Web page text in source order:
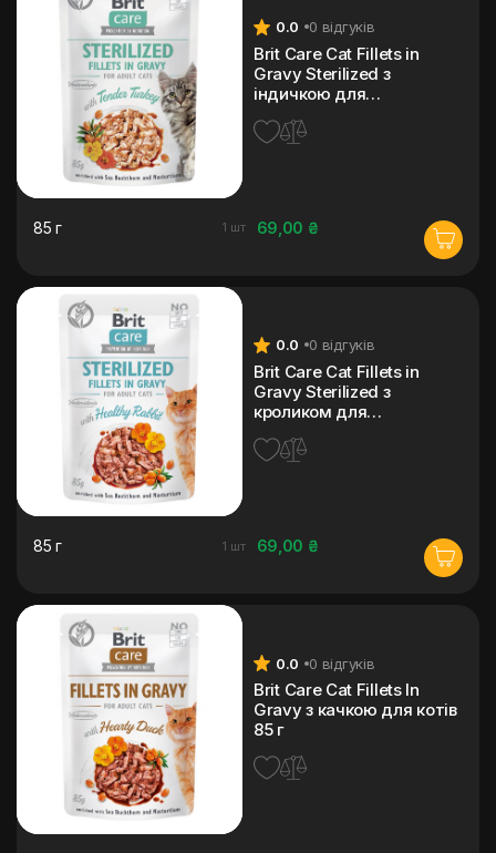
0.0 0 відгуків
Brit Care Cat Fillets in
Gravy Sterilized з
індичкою для
69,00 ₴
85 г 1 шт
0.0 0 відгуків
Brit Care Cat Fillets in
Gravy Sterilized з
кроликом для
69,00 ₴
85 г 1 шт
0.0 0 відгуків
Brit Care Cat Fillets In
Gravy з качкою для котів
85 г